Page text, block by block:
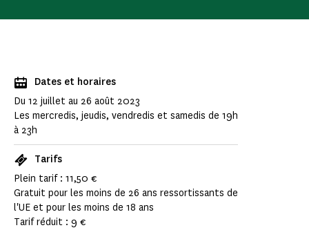
Dates et horaires
Du 12 juillet au 26 août 2023
Les mercredis, jeudis, vendredis et samedis de 19h
à 23h
Tarifs
Plein tarif : 11,50 €
Gratuit pour les moins de 26 ans ressortissants de
l'UE et pour les moins de 18 ans
Tarif réduit : 9 €